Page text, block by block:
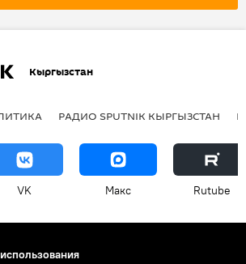
Кыргызстан
РАДИО SPUTNIK КЫРГЫЗСТАН
VK Макс Rutube